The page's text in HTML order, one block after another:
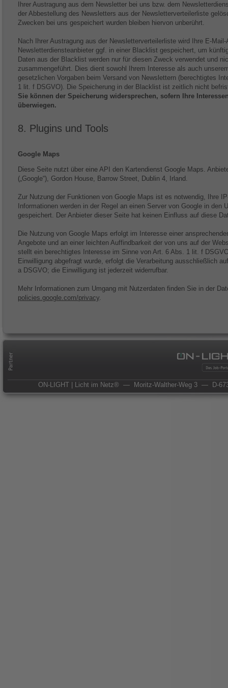
Ihrer Austragung aus dem Newsletter bei uns bzw. dem
der Abbestellung des Newsletters aus der Newsletterverteilerliste
Zwecken bei uns gespeichert wurden bleiben hiervon unberührt.
Nach Ihrer Austragung aus der Newsletterverteilerliste wird Ihre E-
Newsletterdiensteanbieter ggf. in einer Blacklist gespeichert, um
Daten aus der Blacklist werden nur für diesen Zweck verwendet und
zusammengeführt. Dies dient sowohl Ihrem Interesse als auch
gesetzlichen Vorgaben beim Versand von Newslettern (berechtigtes
1 lit. f DSGVO). Die Speicherung in der Blacklist ist zeitlich nicht
Sie können der Speicherung widersprechen, sofern Ihre
überwiegen.
8. Plugins und Tools
Google Maps
Diese Seite nutzt über eine API den Kartendienst Google Maps.
(„Google“), Gordon House, Barrow Street, Dublin 4, Irland.
Zur Nutzung der Funktionen von Google Maps ist es notwendig, Ihre
Informationen werden in der Regel an einen Server von Google in den
gespeichert. Der Anbieter dieser Seite hat keinen Einfluss auf diese
Die Nutzung von Google Maps erfolgt im Interesse einer
Angebote und an einer leichten Auffindbarkeit der von uns auf der
stellt ein berechtigtes Interesse im Sinne von Art. 6 Abs. 1 lit. f
Einwilligung abgefragt wurde, erfolgt die Verarbeitung ausschließlich
a DSGVO; die Einwilligung ist jederzeit widerrufbar.
Mehr Informationen zum Umgang mit Nutzerdaten finden Sie in der
policies.google.com/privacy.
ON-LIGHT | Licht im Netz® — Moritz-Walther-Weg 3 — D-